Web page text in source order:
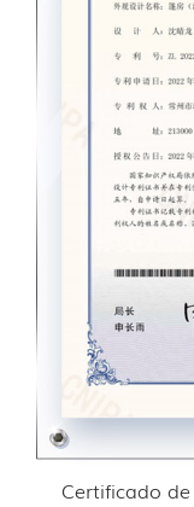
Certificado